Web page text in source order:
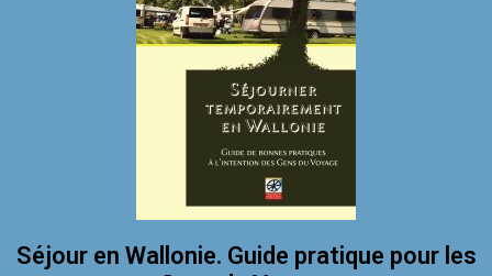
Séjour en Wallonie. Guide pratique pour les